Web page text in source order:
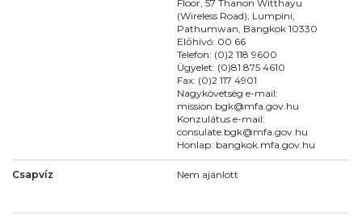
Floor, 57 Thanon Witthayu
(Wireless Road), Lumpini,
Pathumwan, Bangkok 10330
Előhívó: 00 66
Telefon: (0)2 118 9600
Ügyelet: (0)81 875 4610
Fax: (0)2 117 4901
Nagykövetség e-mail:
mission.bgk@mfa.gov.hu
Konzulátus e-mail:
consulate.bgk@mfa.gov.hu
Honlap: bangkok.mfa.gov.hu
Csapvíz Nem ajánlott